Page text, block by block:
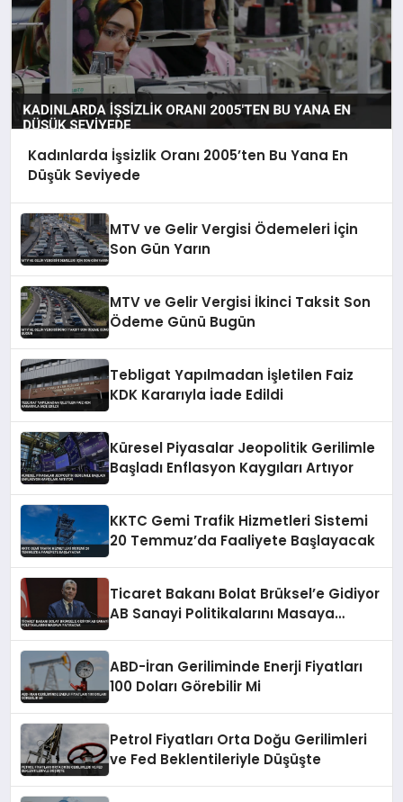
Kadınlarda İşsizlik Oranı 2005’ten Bu Yana En
Düşük Seviyede
MTV ve Gelir Vergisi Ödemeleri İçin
Son Gün Yarın
MTV ve Gelir Vergisi İkinci Taksit Son
Ödeme Günü Bugün
Tebligat Yapılmadan İşletilen Faiz
KDK Kararıyla İade Edildi
Küresel Piyasalar Jeopolitik Gerilimle
Başladı Enflasyon Kaygıları Artıyor
KKTC Gemi Trafik Hizmetleri Sistemi
20 Temmuz’da Faaliyete Başlayacak
Ticaret Bakanı Bolat Brüksel’e Gidiyor
AB Sanayi Politikalarını Masaya
ABD-İran Geriliminde Enerji Fiyatları
100 Doları Görebilir Mi
Petrol Fiyatları Orta Doğu Gerilimleri
ve Fed Beklentileriyle Düşüşte